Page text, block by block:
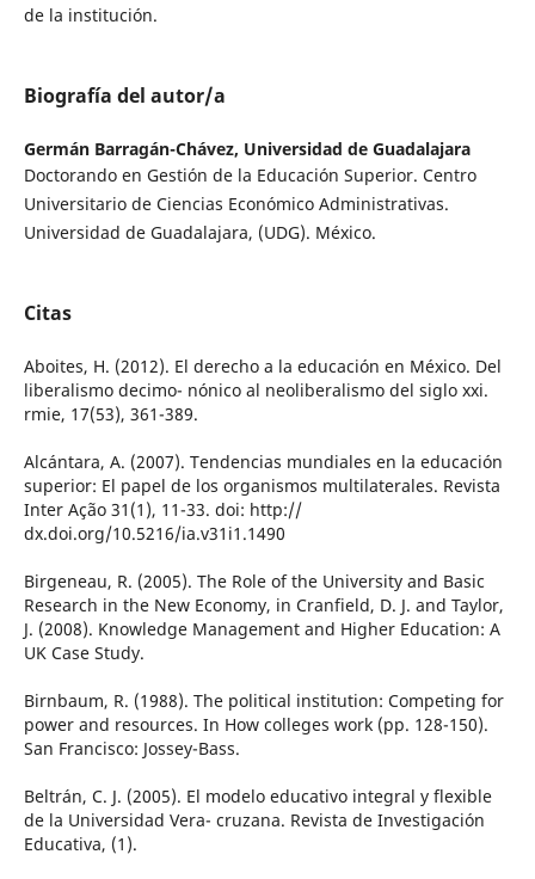
de la institución.
Biografía del autor/a
Germán Barragán-Chávez, Universidad de Guadalajara
Doctorando en Gestión de la Educación Superior. Centro
Universitario de Ciencias Económico Administrativas.
Universidad de Guadalajara, (UDG). México.
Citas
Aboites, H. (2012). El derecho a la educación en México. Del
liberalismo decimo- nónico al neoliberalismo del siglo xxi.
rmie, 17(53), 361-389.
Alcántara, A. (2007). Tendencias mundiales en la educación
superior: El papel de los organismos multilaterales. Revista
Inter Ação 31(1), 11-33. doi: http://
dx.doi.org/10.5216/ia.v31i1.1490
Birgeneau, R. (2005). The Role of the University and Basic
Research in the New Economy, in Cranfield, D. J. and Taylor,
J. (2008). Knowledge Management and Higher Education: A
UK Case Study.
Birnbaum, R. (1988). The political institution: Competing for
power and resources. In How colleges work (pp. 128-150).
San Francisco: Jossey-Bass.
Beltrán, C. J. (2005). El modelo educativo integral y flexible
de la Universidad Vera- cruzana. Revista de Investigación
Educativa, (1).